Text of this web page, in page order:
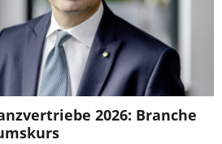
2026: Branche